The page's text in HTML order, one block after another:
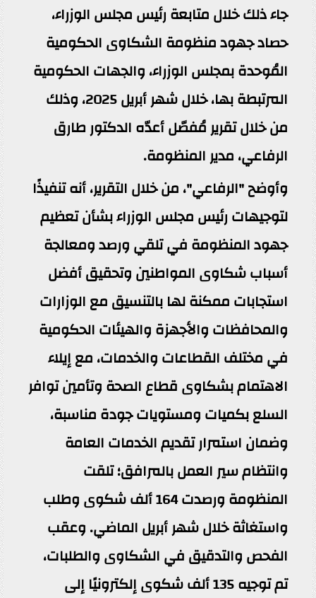
جاء ذلك خلال متابعة رئيس مجلس الوزراء،
حصاد جهود منظومة الشكاوى الحكومية
المُوحدة بمجلس الوزراء، والجهات الحكومية
المرتبطة بها، خلال شهر أبريل 2025، وذلك
من خلال تقرير مُفصّل أعدّه الدكتور طارق
الرفاعي، مدير المنظومة.
وأوضح "الرفاعي"، من خلال التقرير، أنه تنفيذًا
لتوجيهات رئيس مجلس الوزراء بشأن تعظيم
جهود المنظومة في تلقي ورصد ومعالجة
أسباب شكاوى المواطنين وتحقيق أفضل
استجابات ممكنة لها بالتنسيق مع الوزارات
والمحافظات والأجهزة والهيئات الحكومية
في مختلف القطاعات والخدمات، مع إيلاء
الاهتمام بشكاوى قطاع الصحة وتأمين توافر
السلع بكميات ومستويات جودة مناسبة،
وضمان استمرار تقديم الخدمات العامة
وانتظام سير العمل بالمرافق؛ تلقت
المنظومة ورصدت 164 ألف شكوى وطلب
واستغاثة خلال شهر أبريل الماضي. وعقب
الفحص والتدقيق في الشكاوى والطلبات،
تم توجيه 135 ألف شكوى إلكترونيًا إلى